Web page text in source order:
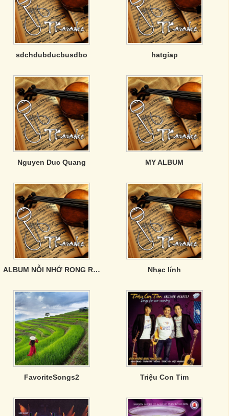
sdchdubducbusdbo hatgiap
Nguyen Duc Quang MY ALBUM
ALBUM NỖI NHỚ RONG RÊU Nhạc lính
FavoriteSongs2 Triệu Con Tim